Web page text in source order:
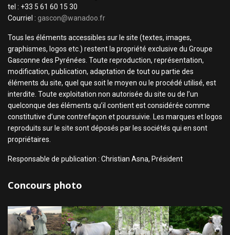
tel : +33 5 61 60 15 30
Courriel : gascon@wanadoo.fr
Tous les éléments accessibles sur le site (textes, images,
graphismes, logos etc.) restent la propriété exclusive du Groupe
Gasconne des Pyrénées. Toute reproduction, représentation,
modification, publication, adaptation de tout ou partie des
éléments du site, quel que soit le moyen ou le procédé utilisé, est
interdite. Toute exploitation non autorisée du site ou de l’un
quelconque des éléments qu’il contient est considérée comme
constitutive d’une contrefaçon et poursuivie. Les marques et logos
reproduits sur le site sont déposés par les sociétés qui en sont
propriétaires.
Responsable de publication : Christian Asna, Président
Concours photo